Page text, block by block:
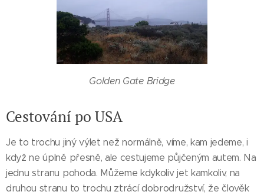
Golden Gate Bridge
Cestování po USA
Je to trochu jiný výlet než normálně, víme, kam jedeme, i
když ne úplně přesně, ale cestujeme půjčeným autem. Na
jednu stranu pohoda. Můžeme kdykoliv jet kamkoliv, na
druhou stranu to trochu ztrácí dobrodružství, že člověk